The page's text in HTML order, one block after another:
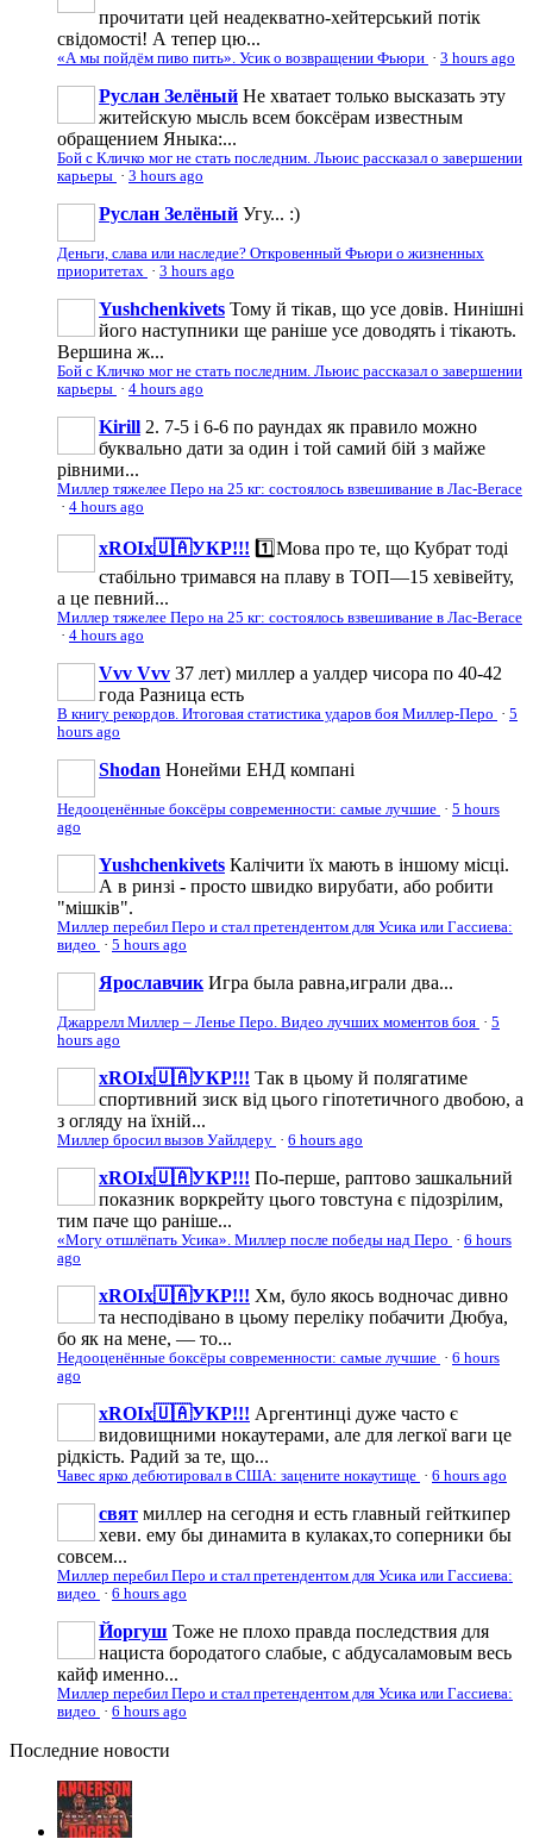
прочитати цей неадекватно-хейтерський потік
свідомості! А тепер цю...
«А мы пойдём пиво пить». Усик о возвращении Фьюри · 3 hours ago
Руслан Зелёный Не хватает только высказать эту
житейскую мысль всем боксёрам известным
обращением Яныка:...
Бой с Кличко мог не стать последним. Льюис рассказал о завершении
карьеры · 3 hours ago
Руслан Зелёный Угу... :)
Деньги, слава или наследие? Откровенный Фьюри о жизненных
приоритетах · 3 hours ago
Yushchenkivets Тому й тікав, що усе довів. Нинішні
його наступники ще раніше усе доводять і тікають.
Вершина ж...
Бой с Кличко мог не стать последним. Льюис рассказал о завершении
карьеры · 4 hours ago
Kirill 2. 7-5 і 6-6 по раундах як правило можно
буквально дати за один і той самий бій з майже
рівними...
Миллер тяжелее Перо на 25 кг: состоялось взвешивание в Лас-Вегасе
· 4 hours ago
xROIx🇺🇦УКР!!! 1️⃣Мова про те, що Кубрат тоді
стабільно тримався на плаву в ТОП—15 хевівейту,
а це певний...
Миллер тяжелее Перо на 25 кг: состоялось взвешивание в Лас-Вегасе
· 4 hours ago
Vvv Vvv 37 лет) миллер а уалдер чисора по 40-42
года Разница есть
В книгу рекордов. Итоговая статистика ударов боя Миллер-Перо · 5
hours ago
Shodan Нонейми ЕНД компані
Недооценённые боксёры современности: самые лучшие · 5 hours
ago
Yushchenkivets Калічити їх мають в іншому місці.
А в ринзі - просто швидко вирубати, або робити
"мішків".
Миллер перебил Перо и стал претендентом для Усика или Гассиева:
видео · 5 hours ago
Ярославчик Игра была равна,играли два...
Джаррелл Миллер – Ленье Перо. Видео лучших моментов боя · 5
hours ago
xROIx🇺🇦УКР!!! Так в цьому й полягатиме
спортивний зиск від цього гіпотетичного двобою, а
з огляду на їхній...
Миллер бросил вызов Уайлдеру · 6 hours ago
xROIx🇺🇦УКР!!! По-перше, раптово зашкальний
показник воркрейту цього товстуна є підозрілим,
тим паче що раніше...
«Могу отшлёпать Усика». Миллер после победы над Перо · 6 hours
ago
xROIx🇺🇦УКР!!! Хм, було якось водночас дивно
та несподівано в цьому переліку побачити Дюбуа,
бо як на мене, — то...
Недооценённые боксёры современности: самые лучшие · 6 hours
ago
xROIx🇺🇦УКР!!! Аргентинці дуже часто є
видовищними нокаутерами, але для легкої ваги це
рідкість. Радий за те, що...
Чавес ярко дебютировал в США: зацените нокаутище · 6 hours ago
свят миллер на сегодня и есть главный гейткипер
хеви. ему бы динамита в кулаках,то соперники бы
совсем...
Миллер перебил Перо и стал претендентом для Усика или Гассиева:
видео · 6 hours ago
Йоргуш Тоже не плохо правда последствия для
нациста бородатого слабые, с абдусаламовым весь
кайф именно...
Миллер перебил Перо и стал претендентом для Усика или Гассиева:
видео · 6 hours ago
Последние новости